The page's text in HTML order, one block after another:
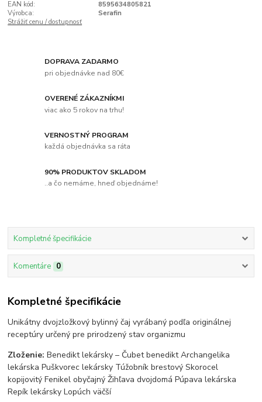
EAN kód:
8595634805821
Výrobca:
Serafin
Strážiť cenu / dostupnosť
DOPRAVA ZADARMO
pri objednávke nad 80€
OVERENÉ ZÁKAZNÍKMI
viac ako 5 rokov na trhu!
VERNOSTNÝ PROGRAM
každá objednávka sa ráta
90% PRODUKTOV SKLADOM
..a čo nemáme, hneď objednáme!
Kompletné špecifikácie
Komentáre 0
Kompletné špecifikácie
Unikátny dvojzložkový bylinný čaj vyrábaný podľa originálnej
receptúry určený pre prirodzený stav organizmu
Zloženie: Benedikt lekársky – Čubet benedikt Archangelika
lekárska Puškvorec lekársky Túžobník brestový Skorocel
kopijovitý Fenikel obyčajný Žihľava dvojdomá Púpava lekárska
Repík lekársky Lopúch väčší